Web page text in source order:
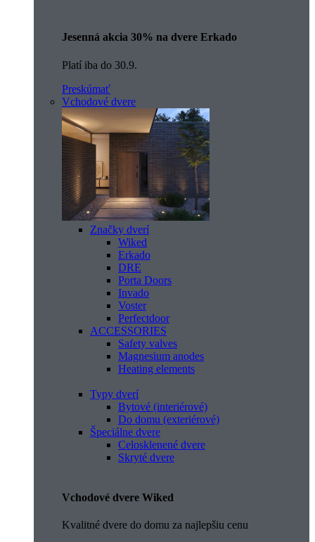
Jesenná akcia 30% na dvere Erkado
Platí iba do 30.9.
Preskúmať
Vchodové dvere
Značky dverí
Wiked
Erkado
DRE
Porta Doors
Invado
Voster
Perfectdoor
ACCESSORIES
Safety valves
Magnesium anodes
Heating elements
Typy dverí
Bytové (interiérové)
Do domu (exteriérové)
Špeciálne dvere
Celosklenené dvere
Skryté dvere
Vchodové dvere Wiked
Kvalitné dvere do domu za najlepšiu cenu